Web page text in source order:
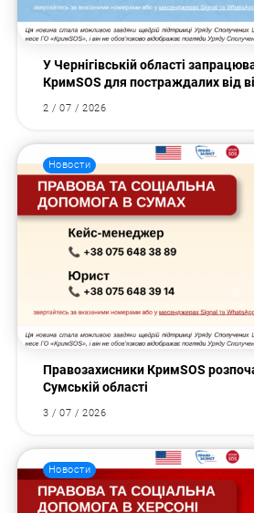
У Чернігівській області
КримSOS для постраждалих від
2 / 07 / 2026
Новости
Правозахисники КримSOS
Сумській області
3 / 07 / 2026
Новости